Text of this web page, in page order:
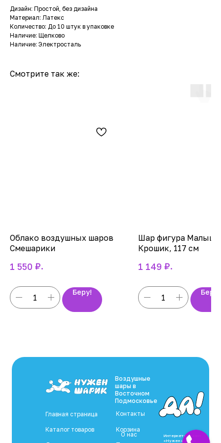
Дизайн: Простой, без дизайна
Материал: Латекс
Количество: До 10 штук в упаковке
Наличие: Щелково
Наличие: Электросталь
Смотрите так же:
Облако воздушных шаров
Смешарики
1 550 ₽.
Беру!
Шар фигура
Крошик, 117 см
1 149 ₽.
Беру!
Воздушные
шары в
Восточном
Подмосковье
Главная страница
Каталог товаров
Контакты
Корзина
О нас
Интернет-магазин
«Нужен шарик»